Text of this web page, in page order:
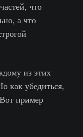
что
а что
из этих
как убедиться,
пример